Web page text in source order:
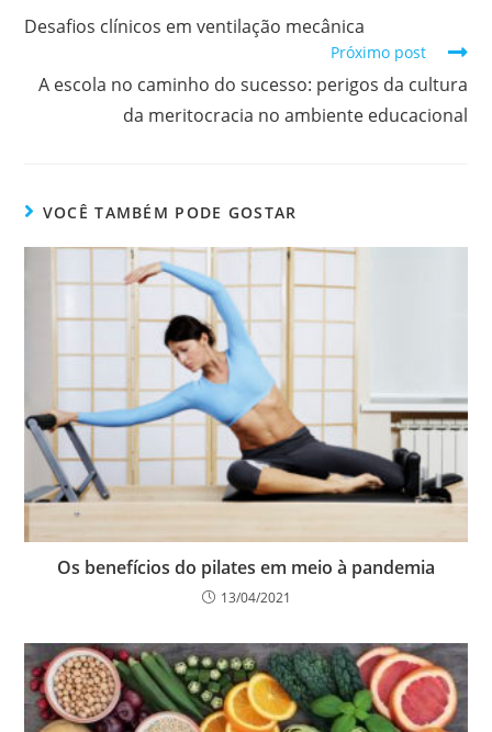
Desafios clínicos em ventilação mecânica
Próximo post
A escola no caminho do sucesso: perigos da cultura
da meritocracia no ambiente educacional
VOCÊ TAMBÉM PODE GOSTAR
Os benefícios do pilates em meio à pandemia
13/04/2021